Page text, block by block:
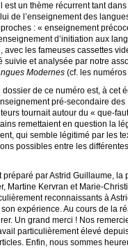
est un thème récurrent tant
de l’enseignement des
: « enseignement
d’initiation aux
avec les fameuses cassettes
suivie et analysée par notre
Modernes (cf. les
dossier de ce numéro est, à cet
pré-secondaire des
tournait autour du « que-
remettaient en question la
qui semble légitimé par les
possibles entre les
préparé par Astrid Guillaume,
Martine Kervran et Marie-
reconnaissants à
expérience. Au cours de la
Un grand merci ! Nos
particulièrement élevé
Enfin, nous sommes